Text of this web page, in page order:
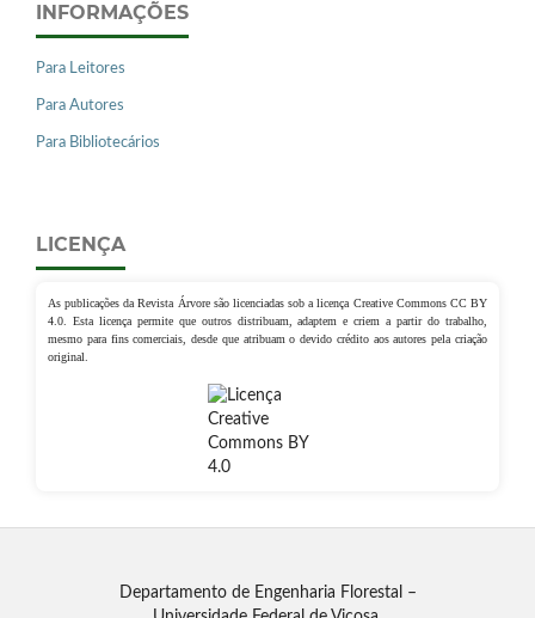
INFORMAÇÕES
Para Leitores
Para Autores
Para Bibliotecários
LICENÇA
As publicações da Revista Árvore são licenciadas sob a licença Creative Commons CC BY
4.0. Esta licença permite que outros distribuam, adaptem e criem a partir do trabalho,
mesmo para fins comerciais, desde que atribuam o devido crédito aos autores pela criação
original.
Departamento de Engenharia Florestal –